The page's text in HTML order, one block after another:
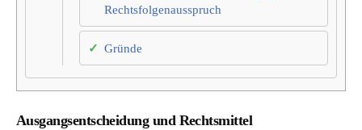
Rechtsfolgenausspruch
Gründe
Ausgangsentscheidung und Rechtsmittel